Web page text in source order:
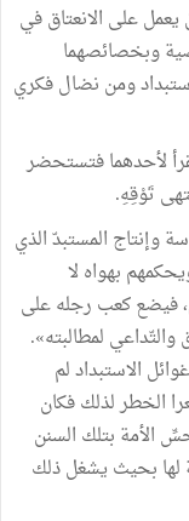
على الانعتاق في
وبخصائصهما
ومن نضال فكري
لأحدهما فتستحضر
تَوْقِهِ.
وإنتاج المستبدّ الذي
بهواه لا
فيضع كعب رجله على
لمطالبته».
الاستبداد لم
الخطر لذلك فكان
الأمة بتلك السنن
لها بحيث يشغل ذلك